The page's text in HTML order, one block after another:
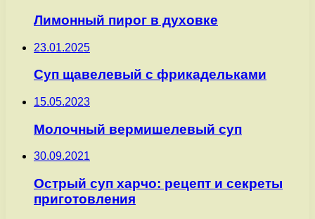
Лимонный пирог в духовке
23.01.2025
Суп щавелевый с фрикадельками
15.05.2023
Молочный вермишелевый суп
30.09.2021
Острый суп харчо: рецепт и секреты
приготовления